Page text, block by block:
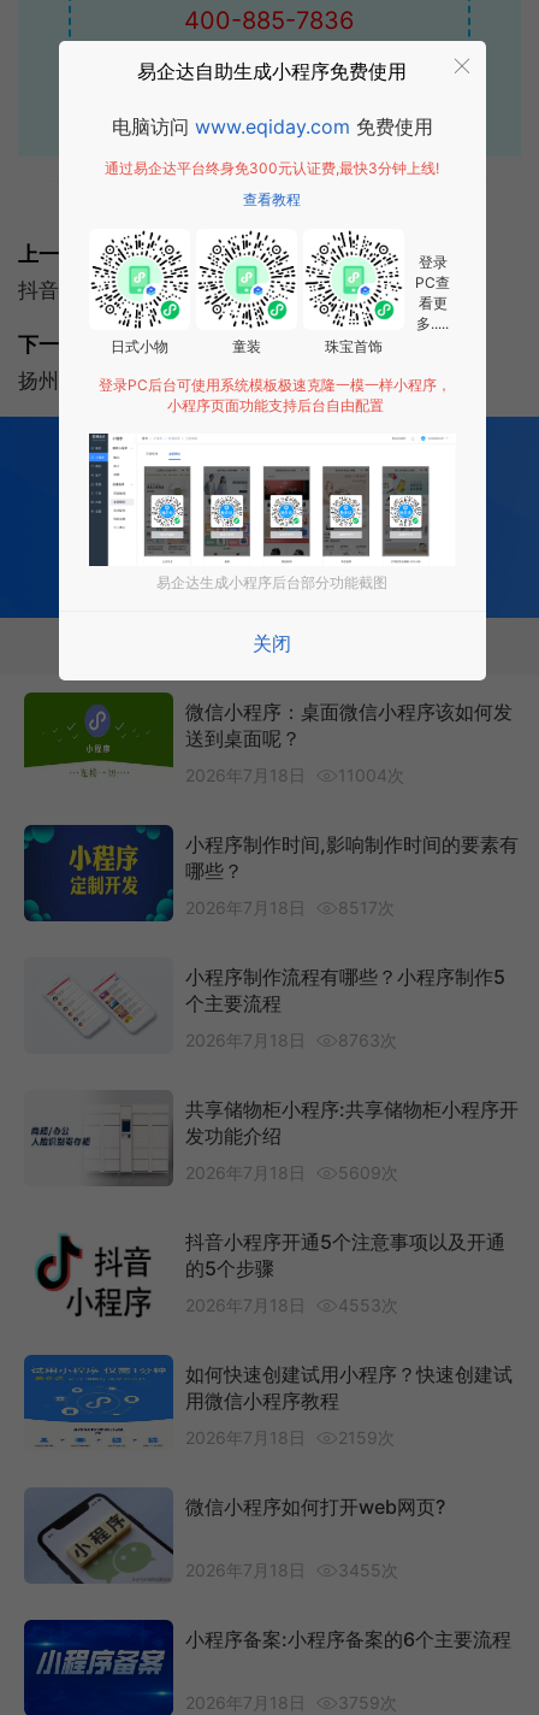
400-885-7836
点击获取报价
网站建设
上一篇:
抖音小程序开通5个注意事项以及开通的5个步骤
下一篇:
扬州超市小程序开发实现在线盈利新气象
免费试用小程序
200
全行业场景 适用
0 成本 0 门槛 一键生成
让每个商家都拥有适合自己的小程序
相关推荐
微信小程序：桌面微信小程序该如何发
送到桌面呢？
2026年7月18日 11004次
小程序制作时间,影响制作时间的要素有
哪些？
2026年7月18日 8517次
小程序制作流程有哪些？小程序制作5
个主要流程
2026年7月18日 8763次
共享储物柜小程序:共享储物柜小程序开
发功能介绍
2026年7月18日 5609次
抖音小程序开通5个注意事项以及开通
的5个步骤
2026年7月18日 4553次
如何快速创建试用小程序？快速创建试
用微信小程序教程
2026年7月18日 2159次
微信小程序如何打开web网页?
2026年7月18日 3455次
小程序备案:小程序备案的6个主要流程
2026年7月18日 3759次
易企达自助生成小程序免费使用
电脑访问 www.eqiday.com 免费使用
通过易企达平台终身免300元认证费,最快3分钟上线!
查看教程
日式小物 童装 珠宝首饰
登录
PC查
看更
多.....
登录PC后台可使用系统模板极速克隆一模一样小程序，
小程序页面功能支持后台自由配置
易企达生成小程序后台部分功能截图
关闭